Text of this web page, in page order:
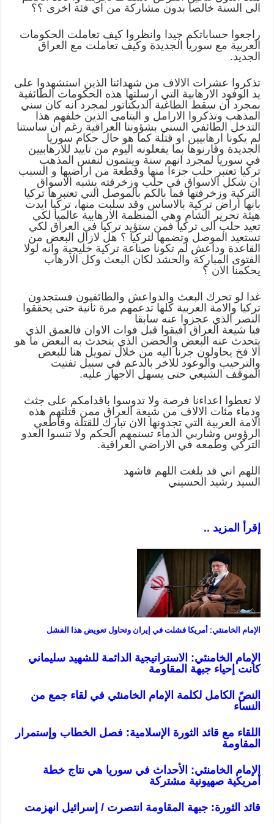
الى السنة خالصا بدون مشاركة من اي فئة اخرى ؟؟
راجعوا حساباتكم جيدا وانظروا كيف تعاملت الحكومات
العربية مع سوريا الجديدة وكيف تعاملت مع العراق
الجديد.
تذكروا عشرات الالاف من شهدائنا الذين استشهدوا على
يد الوفود الارهابية التي ارسلتها هذه الحكومات الطائفية
بمجرد ان سقط الطاغية الديكتاتور لمجرد انه كان سني
المذهب وتذكروا الارامل و اليتامى الذين خلفهم هذا
التدخل الطائفي السني بشؤوننا العراقية رغم ان ساستنا
لم يكونا ارهابيين او قتلة كما هو حال حكام سوريا
الجديدة وقارنوها بما يفعلونه اليوم من تاييد للارهابيين
في سوريا لمجرد انهم سنة وينتمون لنفس المذهب
تركيا تعتبر حلب جزءا منها وقطعة من اراضيها و السبب
ان شكل الاسواق في حلب وزخرفته يشبه الاسواق
التركية وزخرفتها فما بالكم بالموصل التي تعتبرها تركيا
بانها اراض تركية بالاساس وقد سلبت منها، تركيا ايدت
هيئة تحرير الشام وهي المنظمة الارهابية عالميا لكي
تعيد حلب الى تركيا فمن ستؤيد تركيا في العراق لكي
تستعيد الموصل وتضمها لتركيا ؟ هل لازال البعض من
القاعدة وداعش لم تكونا صناعة تركية خليجية وانه لولا
الفتوى المباركة والحشد لكان البعث وكل الارهاب
يحكمنا الان ؟
غدا لو تحرك البعث والدواعش والطائفيون فستجدون
تركيا والامة العربية كلها تدعمهم مرة ثانية حتى يحققوا
النصر الذي عجزوا عنه سابقا
فيا شيعة العراق افيقوا قبل فوات الاوان فالعمق الذي
يتحدث عنه البعض والحضن الذي يتحدث به البعض ما هو
الا فخ يحاولون جرنا اليه من خلال تمويل هنا للبعض
والترحيب والوعود للاخر بالدعم في سبيل تفتيت
الموقف الشيعي حتى يسهل الاجهاز عليه.
لا تعطوا اعداءنا فرصة ولا تدوسوا باقدامكم على جثث
ودماء مئات الالاف من شيعة العراق ممن قتلتهم هذه
الامة العربية التي تجدونها الان تبارك للقتلة وقاطعي
الرؤوس وشاربي الدماء تسنمهم الحكم ولا تنسوا العدو
التركي وطمعه في الاراضي العراقية.
اللهم اني قد بلغت اللهم فاشهد
السيد رشيد الحسيني
إقرأ المزيد ..
الإمام الخامنئي: أمريكا فشلت في إيران وتحاول تعويض هذا الفشل
الإمام الخامنئي: الاستراتيجية الدائمة للشهيد سليماني
كانت إحياء جبهة المقاومة
النصّ الكامل لكلمة الإمام الخامنئي في لقاء جمع من
النساء
اللقاء مع قائد الثورة الإسلامية: فصل الخطاب وإستمرار
المقاومة
الإمام الخامنئي: الأحداث في سوريا هي نتاج خطة
أمريكية صهيونية مشتركة
قائد الثورة: جبهة المقاومة انتصرت / إسرائيل انهزمت